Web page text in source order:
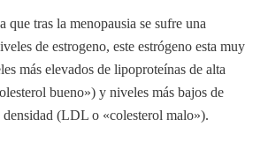
que tras la menopausia se sufre una
de estrogeno, este estrógeno esta muy
más elevados de lipoproteínas de alta
bueno») y niveles más bajos de
(LDL o «colesterol malo»).